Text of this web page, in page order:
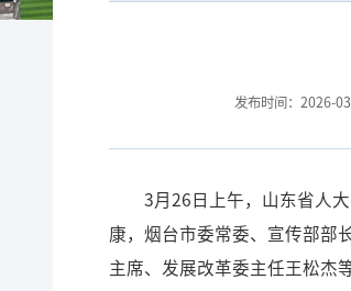
发布时间：2026-
3月26日上午，山东省人
康，烟台市委常委、宣传部部
主席、发展改革委主任王松杰